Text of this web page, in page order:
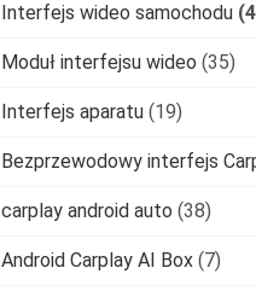
Interfejs wideo samochodu
Moduł interfejsu wideo (35)
Interfejs aparatu (19)
Bezprzewodowy interfejs
carplay android auto (38)
Android Carplay AI Box (7)